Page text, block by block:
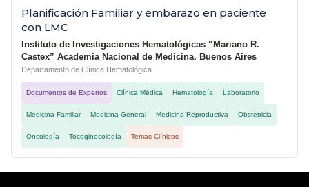
Planificación Familiar y embarazo en paciente
con LMC
Instituto de Investigaciones Hematológicas “Mariano R.
Castex” Academia Nacional de Medicina. Buenos Aires
Departamento de Clínica Hematológica
Documentos de Expertos Clínica Médica Hematología Laboratorio
Medicina Familiar Medicina General Medicina Reproductiva Obstetricia
Oncología Tocoginecología Temas Clínicos